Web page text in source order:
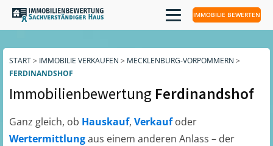
IMMOBILIE BEWERTEN
START> IMMOBILIE VERKAUFEN > MECKLENBURG-VORPOMMERN >
FERDINANDSHOF
Immobilienbewertung Ferdinandshof
Ganz gleich, ob Hauskauf, Verkaufoder
Wertermittlungaus einem anderen Anlass – der